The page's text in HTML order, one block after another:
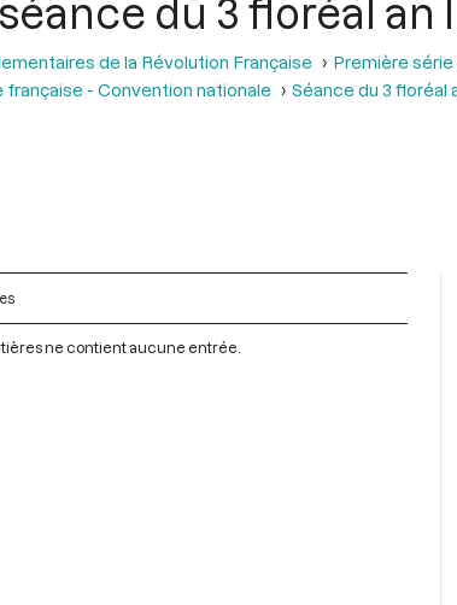
du 3 floréal an
de la Révolution Française Première série
française - Convention nationale
Séance du 3 floréal
ne contient aucune entrée.